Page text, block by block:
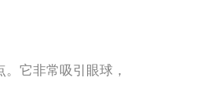
它非常吸引眼球，